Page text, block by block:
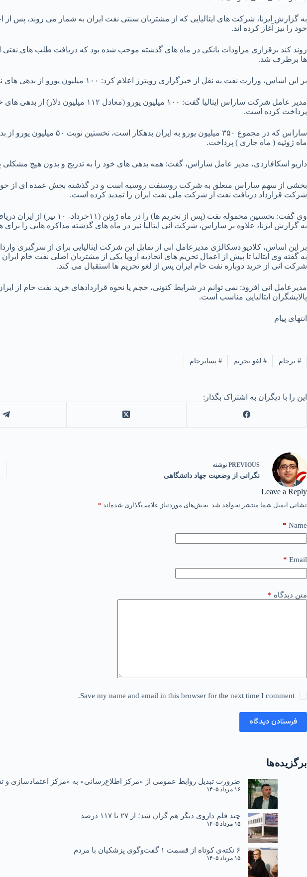
به گزارش ایرنا، شرکت های ایتالیایی که از مشتریان سنتی نفت ایران به شمار می روند، پس
خود را نیز آغاز کرده اند.
روند کند برقراری مراودات بانکی در ماه های گذشته موجب شده بود که دریافت طلب های نفتی
ها برطرف شد.
بر این اساس، وزارت نفت به نقل از خبرگزاری رویترز اعلام کرد: ۱۰۰ میلیون یورو از بدهی های نفتی ساراس ایتالیا به ایران پرداخت شده است.
پرداخت کرده است.
ماه ژوئیه ( ماه جاری ) پرداخت.
داریو اسکافاردی، مدیر عامل ساراس، گفت: همه بدهی های خود را به تدریج و بدون هیچ مشکلی
بخشی از سهم ساراس متعلق به شرکت روسنفت روسیه است و در گذشته بخش عمده ای از
شرکت قرارداد دریافت نفت از شرکت ملی نفت ایران را تمدید کرده است.
وی گفت: نخستین محموله نفت (پس از تحریم ها) را در ماه ژوئن (۱۱خرداد- ۱۰ تیر) از ایران دریافت کرد و در این زمینه، فرصت هایی جذاب برای آینده وجود دارند.
به گزارش ایرنا، علاوه بر ساراس، شرکت انی ایتالیا نیز در ماه های گذشته مذاکره هایی را
بر این اساس، کلادیو دسکالزی مدیرعامل انی از تمایل این شرکت ایتالیایی برای از سرگیری
به گفته وی ایتالیا تا پیش از اعمال تحریم های اتحادیه اروپا یکی از مشتریان اصلی نفت خام
شرکت انی از خرید دوباره نفت خام ایران پس از لغو تحریم ها استقبال می کند.
مدیرعامل انی افزود: نمی توانم در شرایط کنونی، حجم یا نحوه قراردادهای خرید نفت خام از
پالایشگران ایتالیایی مناسب است.
انتهای پیام
#برجام #لغو تحریم # پسابرجام
این را با دیگران به اشتراک بگذار:
PREVIOUS نوشته
نگرانی از وضعیت جهاد دانشگاهی
Leave a Reply
نشانی ایمیل شما منتشر نخواهد شد. بخش‌های موردنیاز علامت‌گذاری شده‌اند *
Name
*
Email
*
متن دیدگاه *
Save my name and email in this browser for the next time I comment.
فرستادن دیدگاه
برگزیده‌ها
ضرورت تبدیل روابط عمومی از «مرکز اطلاع‌رسانی» به «مرکز اعتمادسازی
۱۶ مرداد ۱۴۰۵
چند قلم داروی دیگر هم گران شد؛ از ۲۷ تا ۱۱۷ درصد
۱۵ مرداد ۱۴۰۵
۶ نکته‌ی کوتاه از قسمت ۱ گفت‌وگوی پزشکیان با مردم
۱۵ مرداد ۱۴۰۵